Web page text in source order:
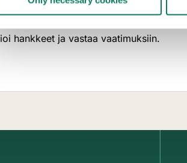
etsi ympäristöystävällisiä materiaaleja
lomassa. Erotu eduksesi – vähennä
hankkeet ja vastaa vaatimuksiin.